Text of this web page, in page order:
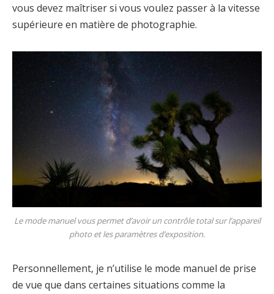
vous devez maîtriser si vous voulez passer à la vitesse
supérieure en matière de photographie.
Le mode manuel vous permet d’avoir un contrôle total sur l’appareil
photo et les paramètres d’exposition.
Personnellement, je n’utilise le mode manuel de prise
de vue que dans certaines situations comme la